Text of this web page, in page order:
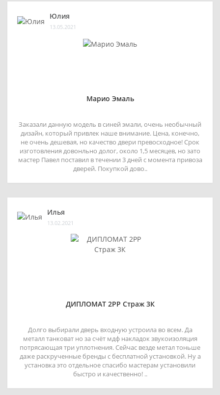
Юлия
13.05.2021
Марио Эмаль
Заказали данную модель в синей эмали, очень необычный
дизайн, который привлек наше внимание. Цена, конечно,
не очень дешевая, но качество двери превосходное! Срок
изготовления довонльно долог, около 1,5 месяцев, но зато
мастер Павел поставил в течении 3 дней с момента привоза
дверей. Покупкой дово..
Илья
13.02.2021
ДИПЛОМАТ 2РР Страж 3К
Долго выбирали дверь входную устроила во всем. Да
металл танковат но за счёт мдф накладок звукоизоляция
потрясающая три уплотнения. Сейчас везде метал тоньше
даже раскрученные бренды с бесплатной установкой. Ну а
установка это отдельное спасибо мастерам установили
быстро и качественно! ..